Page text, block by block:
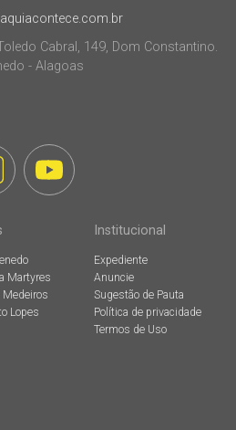
Cabral, 149, Dom Constantino.
- Alagoas
Martyres
Medeiros
Lopes
Institucional
Expediente
Anuncie
Sugestão de Pauta
Política de privacidade
Termos de Uso